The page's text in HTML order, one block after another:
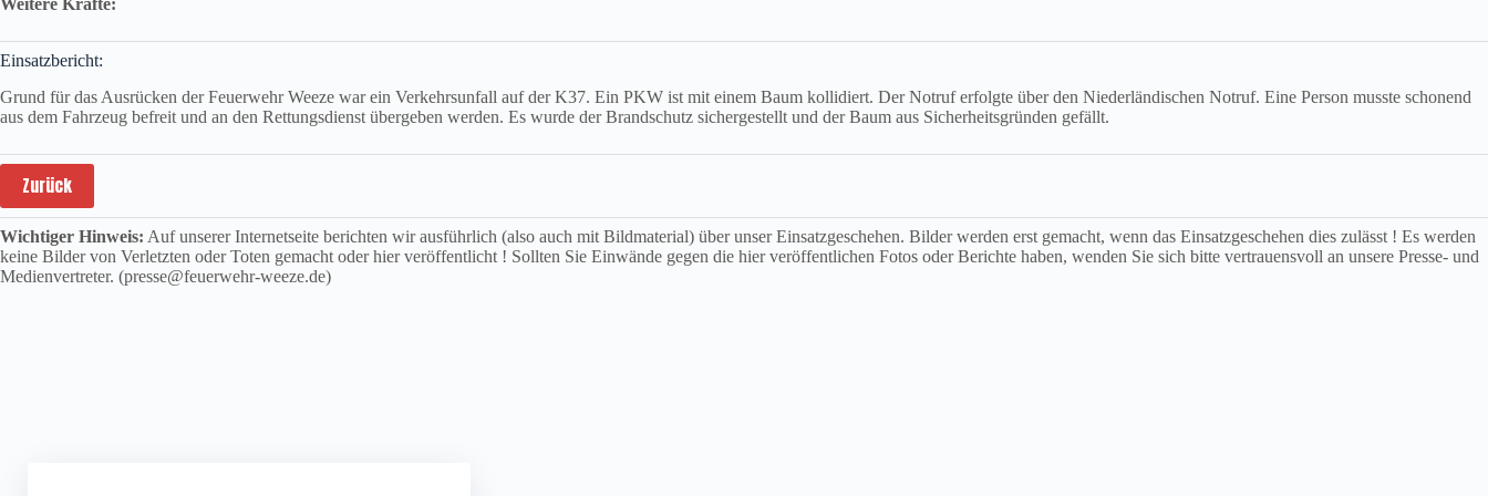
Weitere Kräfte:
Einsatzbericht:
Grund für das Ausrücken der Feuerwehr Weeze war ein Verkehrsunfall auf der K37. Ein PKW ist mit einem Baum kollidiert. Der Notruf erfolgte über den Niederländischen Notruf. Eine Person musste schonend
aus dem Fahrzeug befreit und an den Rettungsdienst übergeben werden. Es wurde der Brandschutz sichergestellt und der Baum aus Sicherheitsgründen gefällt.
Zurück
Wichtiger Hinweis: Auf unserer Internetseite berichten wir ausführlich (also auch mit Bildmaterial) über unser Einsatzgeschehen. Bilder werden erst gemacht, wenn das Einsatzgeschehen dies zulässt ! Es werden
keine Bilder von Verletzten oder Toten gemacht oder hier veröffentlicht ! Sollten Sie Einwände gegen die hier veröffentlichen Fotos oder Berichte haben, wenden Sie sich bitte vertrauensvoll an unsere Presse- und
Medienvertreter. (presse@feuerwehr-weeze.de)